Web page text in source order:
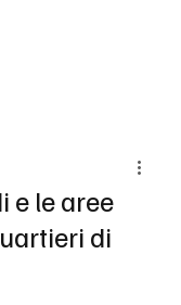
e le aree
di